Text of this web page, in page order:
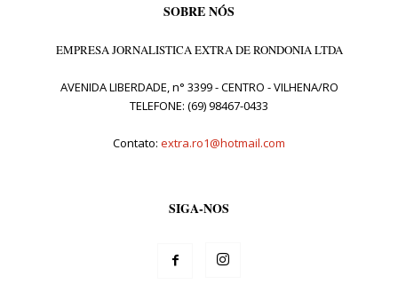
SOBRE NÓS
EMPRESA JORNALISTICA EXTRA DE RONDONIA LTDA
AVENIDA LIBERDADE, n° 3399 - CENTRO - VILHENA/RO
TELEFONE: (69) 98467-0433
Contato: extra.ro1@hotmail.com
SIGA-NOS